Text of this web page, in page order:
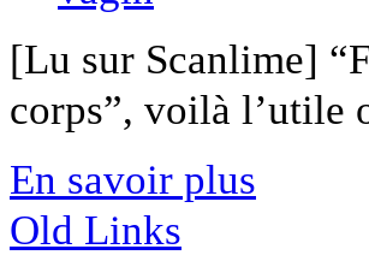
[Lu sur Scanlime]
corps”, voilà l’utile
En savoir plus
Old Links